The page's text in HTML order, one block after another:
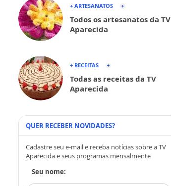
+ ARTESANATOS
Todos os artesanatos da TV
Aparecida
+ RECEITAS
Todas as receitas da TV
Aparecida
QUER RECEBER NOVIDADES?
Cadastre seu e-mail e receba notícias sobre a TV
Aparecida e seus programas mensalmente
Seu nome: